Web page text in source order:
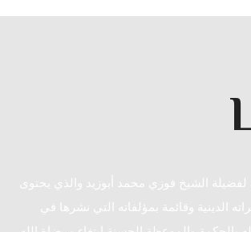
الشيخ فوزي محمد أبوزيد والذي يحتوى
الدينية وقائمة بمؤلفاته التي نشرها في